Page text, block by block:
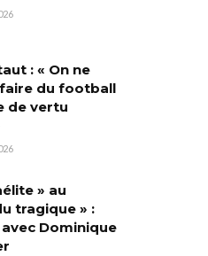
: « On ne
du football
de vertu
» au
tragique » :
Dominique